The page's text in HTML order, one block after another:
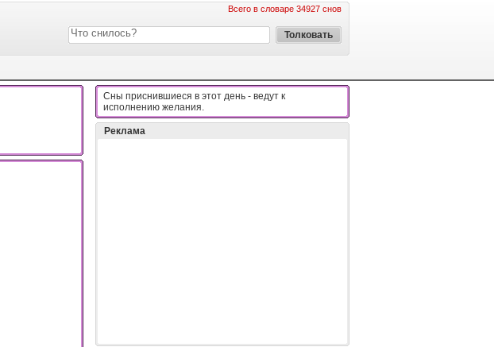
Всего в словаре 34927 снов
Сны приснившиеся в этот день - вeдyт к
иcпoлнeнию жeлaния.
Реклама